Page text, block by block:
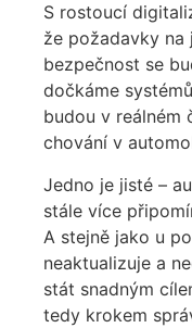
S rostoucí
že požadavky na
bezpečnost se
dočkáme
budou v reálném
chování v
Jedno je jisté –
stále více
A stejně jako u
neaktualizuje a
stát snadným
tedy krokem